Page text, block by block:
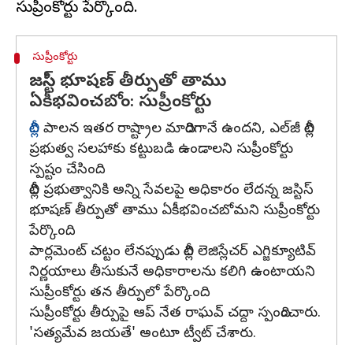
సుప్రీంకోర్టు
జస్టిస్ భూషణ్ తీర్పుతో తాము
ఏకీభవించబోం: సుప్రీంకోర్టు
దిల్లీ పాలన ఇతర రాష్ట్రాల మాదిరిగానే ఉందని, ఎల్‌జీ దిల్లీ
ప్రభుత్వ సలహాకు కట్టుబడి ఉండాలని సుప్రీంకోర్టు
స్పష్టం చేసింది.
దిల్లీ ప్రభుత్వానికి అన్ని సేవలపై అధికారం లేదన్న జస్టిస్
భూషణ్ తీర్పుతో తాము ఏకీభవించబోమని సుప్రీంకోర్టు
పేర్కొంది.
పార్లమెంట్ చట్టం లేనప్పుడు దిల్లీ లెజిస్లేచర్ ఎగ్జిక్యూటివ్
నిర్ణయాలు తీసుకునే అధికారాలను కలిగి ఉంటాయని
సుప్రీంకోర్టు తన తీర్పులో పేర్కొంది.
సుప్రీంకోర్టు తీర్పుపై ఆప్ నేత రాఘవ్ చద్దా స్పందించారు.
'సత్యమేవ జయతే' అంటూ ట్వీట్ చేశారు.